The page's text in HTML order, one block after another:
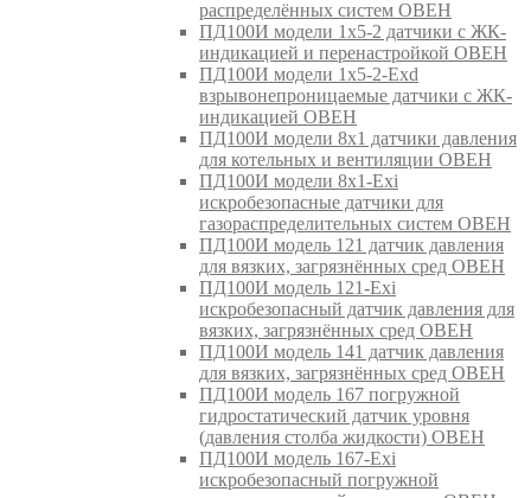
распределённых систем ОВЕН
ПД100И модели 1х5-2 датчики с ЖК-
индикацией и перенастройкой ОВЕН
ПД100И модели 1х5-2-Exd
взрывонепроницаемые датчики с ЖК-
индикацией ОВЕН
ПД100И модели 8х1 датчики давления
для котельных и вентиляции ОВЕН
ПД100И модели 8х1-Exi
искробезопасные датчики для
газораспределительных систем ОВЕН
ПД100И модель 121 датчик давления
для вязких, загрязнённых сред ОВЕН
ПД100И модель 121-Exi
искробезопасный датчик давления для
вязких, загрязнённых сред ОВЕН
ПД100И модель 141 датчик давления
для вязких, загрязнённых сред ОВЕН
ПД100И модель 167 погружной
гидростатический датчик уровня
(давления столба жидкости) ОВЕН
ПД100И модель 167-Exi
искробезопасный погружной